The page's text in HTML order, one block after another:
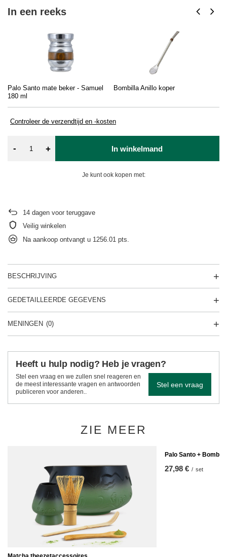
In een reeks
Palo Santo mate beker - Samuel
180 ml
Bombilla Anillo koper
Controleer de verzendtijd en -kosten
- + In winkelmand
Je kunt ook kopen met:
14 dagen voor teruggave
Veilig winkelen
Na aankoop ontvangt u 1256.01 pts.
BESCHRIJVING
GEDETAILLEERDE GEGEVENS
MENINGEN (0)
Heeft u hulp nodig? Heb je vragen?
Stel een vraag en we zullen snel reageren en
de meest interessante vragen en antwoorden
publiceren voor anderen..
Stel een vraag
ZIE MEER
Palo Santo +
27,98 € / set